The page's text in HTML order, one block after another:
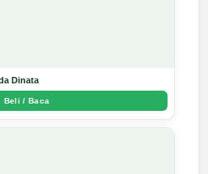
Dinata
Beli / Baca